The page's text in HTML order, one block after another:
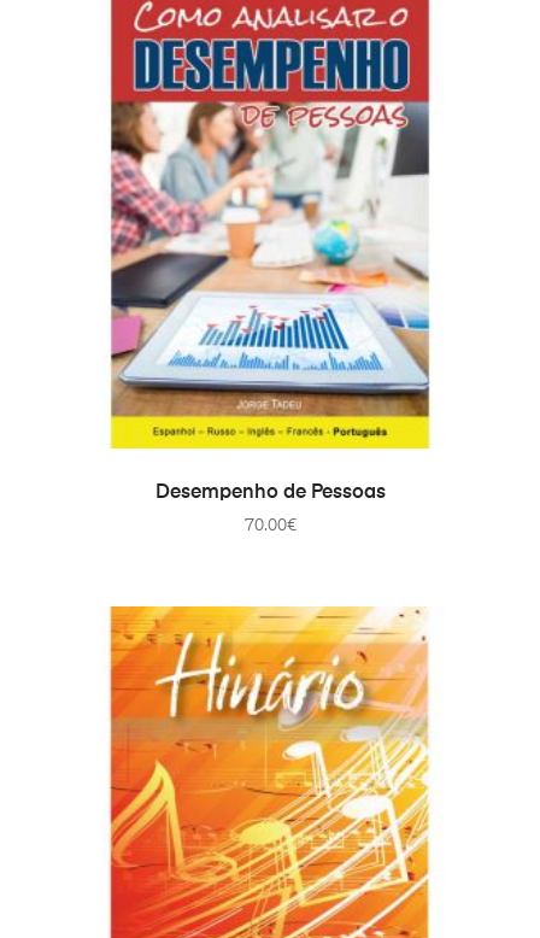
COMPRAR
Desempenho de Pessoas
70.00€